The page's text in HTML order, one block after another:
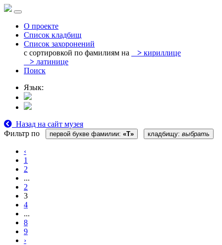
О проекте
Список кладбищ
Список захоронений
с сортировкой по фамилиям на
> кириллице
> латинице
Поиск
Язык:
Назад на сайт музея
Фильтр по
первой букве фамилии: «T» кладбищу: выбрать
‹
1
2
...
2
3
4
...
8
9
›